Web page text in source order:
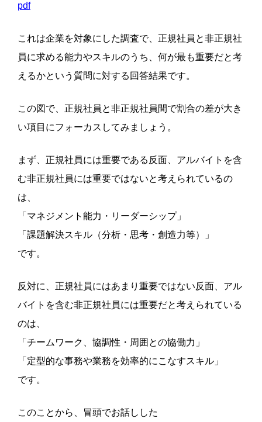
pdf
これは企業を対象にした調査で、正規社員と非正規社
員に求める能力やスキルのうち、何が最も重要だと考
えるかという質問に対する回答結果です。
この図で、正規社員と非正規社員間で割合の差が大き
い項目にフォーカスしてみましょう。
まず、正規社員には重要である反面、アルバイトを含
む非正規社員には重要ではないと考えられているの
は、
「マネジメント能力・リーダーシップ」
「課題解決スキル（分析・思考・創造力等）」
です。
反対に、正規社員にはあまり重要ではない反面、アル
バイトを含む非正規社員には重要だと考えられている
のは、
「チームワーク、協調性・周囲との協働力」
「定型的な事務や業務を効率的にこなすスキル」
です。
このことから、冒頭でお話しした